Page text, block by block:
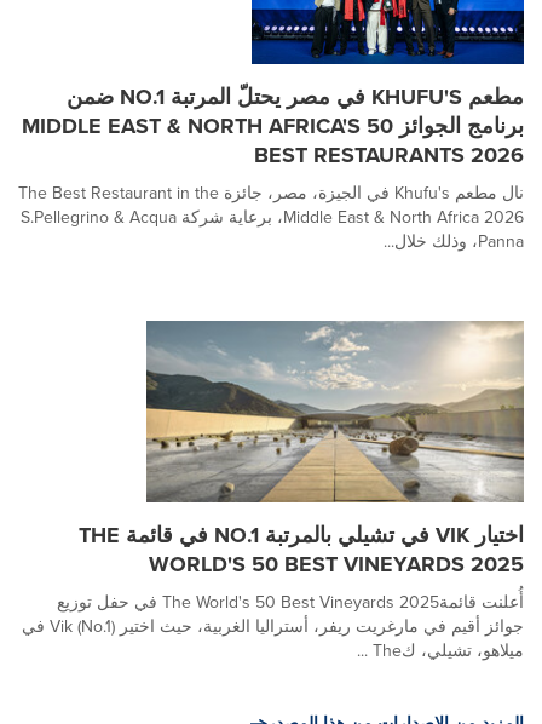
مطعم KHUFU'S في مصر يحتلّ المرتبة NO.1 ضمن
برنامج الجوائز MIDDLE EAST & NORTH AFRICA'S 50
BEST RESTAURANTS 2026
نال مطعم Khufu's في الجيزة، مصر، جائزة The Best Restaurant in the
Middle East & North Africa 2026، برعاية شركة S.Pellegrino & Acqua
Panna، وذلك خلال...
اختيار VIK في تشيلي بالمرتبة NO.1 في قائمة THE
WORLD'S 50 BEST VINEYARDS 2025
أُعلنت قائمة2025 The World's 50 Best Vineyards في حفل توزيع
جوائز أقيم في مارغريت ريفر، أستراليا الغربية، حيث اختير Vik (No.1) في
ميلاهو، تشيلي، كThe ...